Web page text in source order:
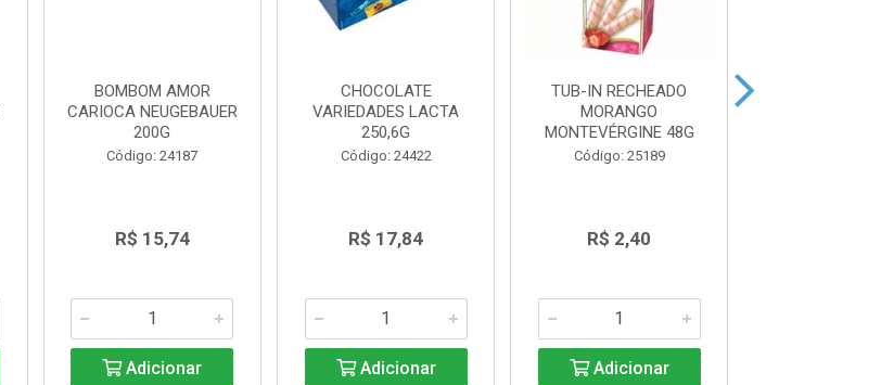
BOMBOM AMOR
CARIOCA NEUGEBAUER
200G
Código: 24187
R$ 15,74
Adicionar
CHOCOLATE
VARIEDADES LACTA
250,6G
Código: 24422
R$ 17,84
Adicionar
TUB-IN RECHEADO
MORANGO
MONTEVÉRGINE 48G
Código: 25189
R$ 2,40
Adicionar